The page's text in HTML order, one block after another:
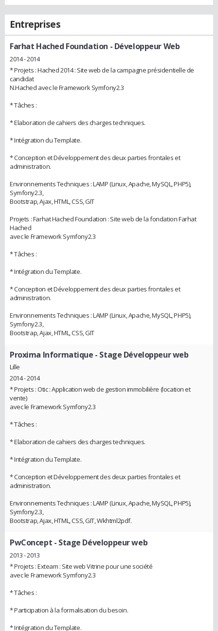
Entreprises
Farhat Hached Foundation - Développeur Web
2014 - 2014
* Projets : Hached 2014 : Site web de la campagne présidentielle de
candidat
N.Hached avec le Framework Symfony2.3
* Tâches :
* Elaboration de cahiers des charges techniques.
* Intégration du Template.
* Conception et Développement des deux parties frontales et
administration.
Environnements Techniques : LAMP (Linux, Apache, MySQL, PHP5),
Symfony2.3,
Bootstrap, Ajax, HTML, CSS, GIT
Projets : Farhat Hached Foundation : Site web de la fondation Farhat
Hached
avec le Framework Symfony2.3
* Tâches :
* Intégration du Template.
* Conception et Développement des deux parties frontales et
administration.
Environnements Techniques : LAMP (Linux, Apache, MySQL, PHP5),
Symfony2.3,
Bootstrap, Ajax, HTML, CSS, GIT
Proxima Informatique - Stage Développeur web
Lille
2014 - 2014
* Projets : Otic : Application web de gestion immobilière (location et
vente)
avec le Framework Symfony2.3
* Tâches :
* Elaboration de cahiers des charges techniques.
* Intégration du Template.
* Conception et Développement des deux parties frontales et
administration.
Environnements Techniques : LAMP (Linux, Apache, MySQL, PHP5),
Symfony2.3,
Bootstrap, Ajax, HTML, CSS, GIT, Wkhtml2pdf.
PwConcept - Stage Développeur web
2013 - 2013
* Projets : Exteam : Site web Vitrine pour une société
avec le Framework Symfony2.3
* Tâches :
* Participation à la formalisation du besoin.
* Intégration du Template.